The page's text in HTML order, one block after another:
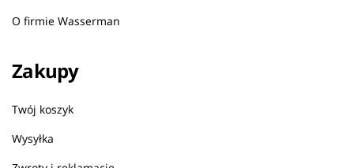
O firmie Wasserman
Zakupy
Twój koszyk
Wysyłka